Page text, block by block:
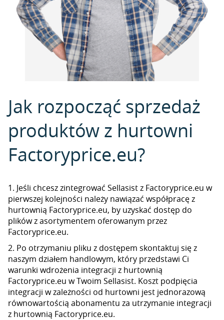
Jak rozpocząć sprzedaż
produktów z hurtowni
Factoryprice.eu?
1. Jeśli chcesz zintegrować Sellasist z Factoryprice.eu w
pierwszej kolejności należy nawiązać współpracę z
hurtownią Factoryprice.eu, by uzyskać dostęp do
plików z asortymentem oferowanym przez
Factoryprice.eu.
2. Po otrzymaniu pliku z dostępem skontaktuj się z
naszym działem handlowym, który przedstawi Ci
warunki wdrożenia integracji z hurtownią
Factoryprice.eu w Twoim Sellasist. Koszt podpięcia
integracji w zależności od hurtowni jest jednorazową
równowartością abonamentu za utrzymanie integracji
z hurtownią Factoryprice.eu.